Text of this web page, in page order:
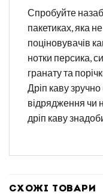
Спробуйте
пакетиках, яка
поціновувачів
нотки персика,
гранату та
Дріп каву
відрядження чи
дріп каву
СХОЖІ ТОВАРИ